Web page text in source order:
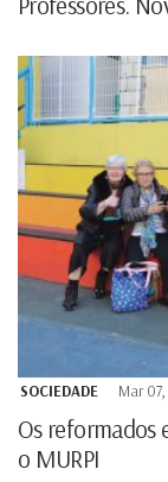
SOCIEDADE Mar
Os reformados
o MURPI